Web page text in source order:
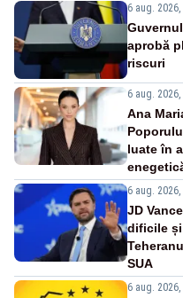
6 aug. 2026,
aprobă
riscuri
6 aug. 2026,
Ana
luate în
6 aug. 2026,
JD
dificile
SUA
6 aug. 2026,